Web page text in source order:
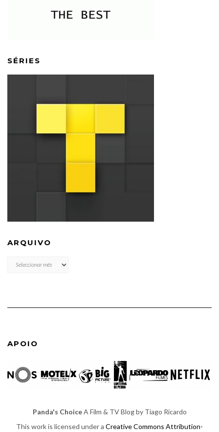
SÉRIES
ARQUIVO
ARQUIVO
APOIO
Panda's ChoiceA Film & TV Blog by Tiago Ricardo
This work is licensed under a Creative Commons Attribution-